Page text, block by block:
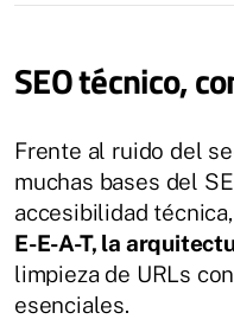
SEO técnico,
Frente al ruido del
muchas bases del
accesibilidad
E-E-A-T, la
limpieza de URLs
esenciales.